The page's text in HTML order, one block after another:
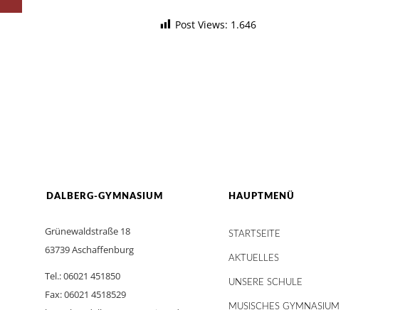
Post Views: 1.646
DALBERG-GYMNASIUM
Grünewaldstraße 18
63739 Aschaffenburg
Tel.: 06021 451850
Fax: 06021 4518529
HAUPTMENÜ
STARTSEITE
AKTUELLES
UNSERE SCHULE
MUSISCHES GYMNASIUM